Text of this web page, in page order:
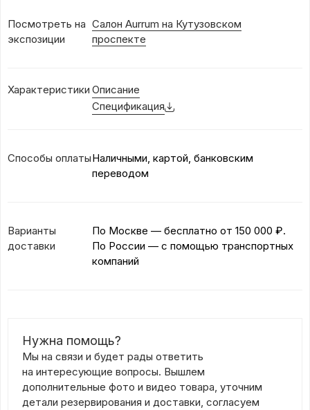
Посмотреть на
экспозиции
Салон Aurrum на Кутузовском
проспекте
Характеристики Описание
Спецификация
Способы оплатыНаличными, картой, банковским
переводом
Варианты
доставки
По Москве — бесплатно от 150 000 ₽.
По России — с помощью транспортных
компаний
Нужна помощь?
Мы на связи и будет рады ответить
на интересующие вопросы. Вышлем
дополнительные фото и видео товара, уточним
детали резервирования и доставки, согласуем